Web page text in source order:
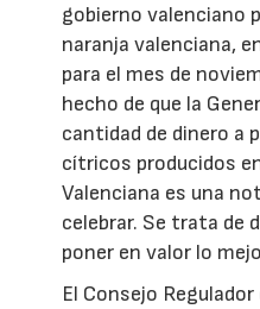
gobierno valenciano
naranja valenciana,
para el mes de
hecho de que la
cantidad de dinero a
cítricos producidos
Valenciana es una
celebrar. Se trata de
poner en valor lo
El Consejo